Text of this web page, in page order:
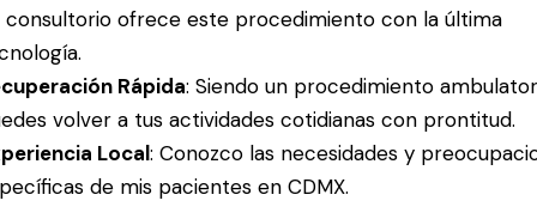
consultorio ofrece este procedimiento con la última
Rápida: Siendo un procedimiento
volver a tus actividades cotidianas con prontitud.
Local: Conozco las necesidades y
de mis pacientes en CDMX.